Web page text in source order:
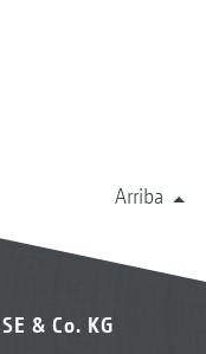
Arriba
& Co. KG